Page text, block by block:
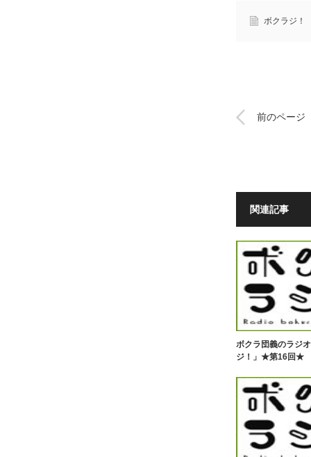
ボクラジ！
前のページ
関連記事
ボクラ団義のラジ
ジ！」★第16回★